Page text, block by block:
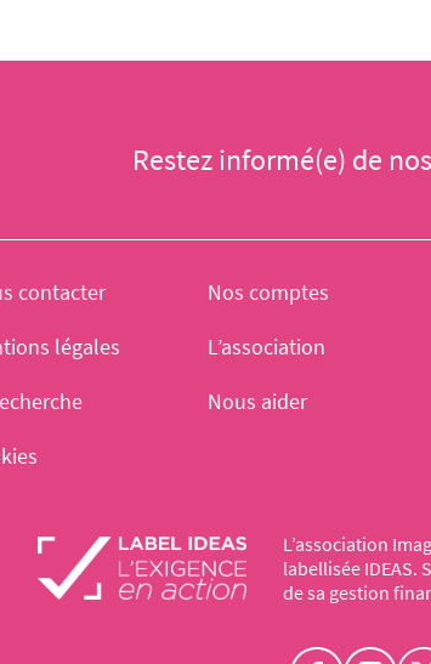
Restez informé(e) de
L’association
labellisée IDEAS.
de sa gestion
contacter Nos comptes
légales
L’association
Nous aider